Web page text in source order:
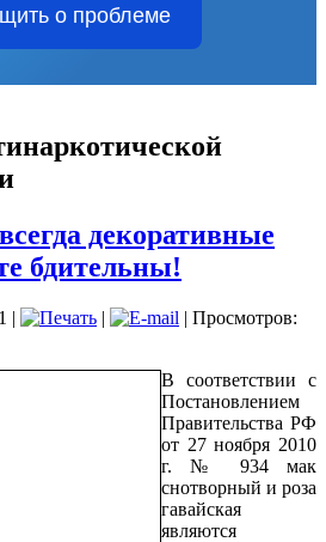
о проблеме
декоративные
бдительны!
| |
| Просмотров:
В соответствии с
Постановлением
Правительства РФ
от 27 ноября 2010
г. № 934 мак
снотворный и роза
гавайская
являются